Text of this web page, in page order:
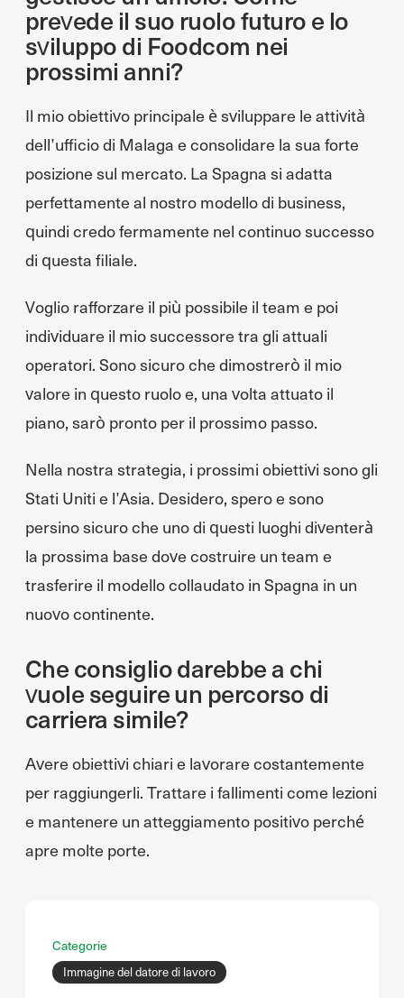
prevede il suo ruolo futuro e lo
sviluppo di Foodcom nei
prossimi anni?
Il mio obiettivo principale è sviluppare le attività
dell’ufficio di Malaga e consolidare la sua forte
posizione sul mercato. La Spagna si adatta
perfettamente al nostro modello di business,
quindi credo fermamente nel continuo successo
di questa filiale.
Voglio rafforzare il più possibile il team e poi
individuare il mio successore tra gli attuali
operatori. Sono sicuro che dimostrerò il mio
valore in questo ruolo e, una volta attuato il
piano, sarò pronto per il prossimo passo.
Nella nostra strategia, i prossimi obiettivi sono gli
Stati Uniti e l’Asia. Desidero, spero e sono
persino sicuro che uno di questi luoghi diventerà
la prossima base dove costruire un team e
trasferire il modello collaudato in Spagna in un
nuovo continente.
Che consiglio darebbe a chi
vuole seguire un percorso di
carriera simile?
Avere obiettivi chiari e lavorare costantemente
per raggiungerli. Trattare i fallimenti come lezioni
e mantenere un atteggiamento positivo perché
apre molte porte.
Categorie
Immagine del datore di lavoro